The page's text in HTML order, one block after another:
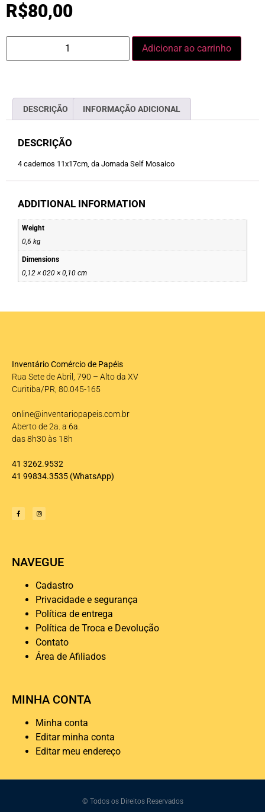
R$80,00
Adicionar ao carrinho
DESCRIÇÃO INFORMAÇÃO ADICIONAL
DESCRIÇÃO
4 cadernos 11x17cm, da Jornada Self Mosaico
ADDITIONAL INFORMATION
Weight
0,6 kg
Dimensions
0,12 × 020 × 0,10 cm
Inventário Comércio de Papéis
Rua Sete de Abril, 790 – Alto da XV
Curitiba/PR, 80.045-165
online@inventariopapeis.com.br
Aberto de 2a. a 6a.
das 8h30 às 18h
41 3262.9532
41 99834.3535 (WhatsApp)
NAVEGUE
Cadastro
Privacidade e segurança
Política de entrega
Política de Troca e Devolução
Contato
Área de Afiliados
MINHA CONTA
Minha conta
Editar minha conta
Editar meu endereço
© Todos os Direitos Reservados